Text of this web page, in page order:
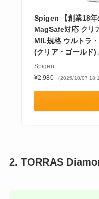
Spigen 【創業18
MagSafe対応 クリ
MIL規格 ウルトラ
(クリア・ゴールド)
Spigen
¥2,980
（2025/10/07
2. TORRAS